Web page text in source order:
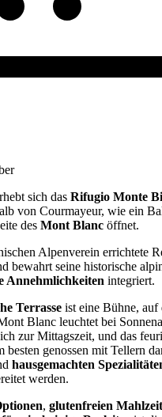
sich das Rifugio Monte
von Courmayeur, wie ein
des Mont Blanc öffnet.
Alpenverein errichtete
bewahrt seine historische
Annehmlichkeiten integriert.
Terrasse ist eine Bühne, auf
Blanc leuchtet bei
zur Mittagszeit, und das
genossen mit Tellern
hausgemachten
werden.
, glutenfreien